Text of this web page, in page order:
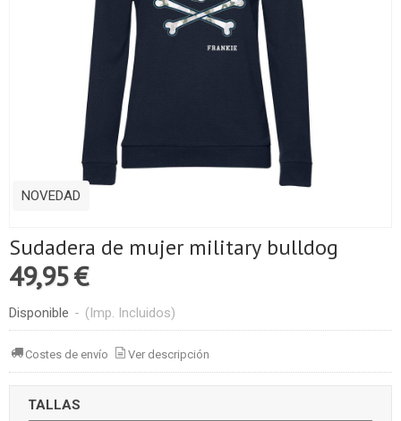
NOVEDAD
Sudadera de mujer military bulldog
49,95 €
Disponible - (Imp. Incluidos)
Costes de envío Ver descripción
TALLAS